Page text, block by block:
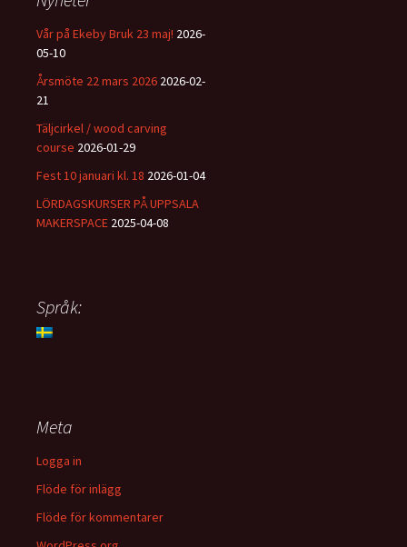
Vår på Ekeby Bruk 23 maj! 2026-
05-10
Årsmöte 22 mars 2026 2026-02-
21
Täljcirkel / wood carving
course 2026-01-29
Fest 10 januari kl. 18 2026-01-04
LÖRDAGSKURSER PÅ UPPSALA
MAKERSPACE 2025-04-08
Språk:
Meta
Logga in
Flöde för inlägg
Flöde för kommentarer